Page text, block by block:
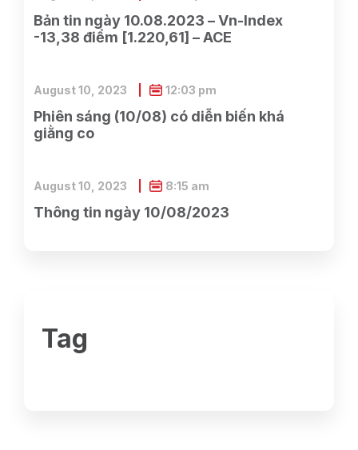
Bản tin ngày 10.08.2023 – Vn-Index
-13,38 điểm [1.220,61] – ACE
Phiên sáng (10/08) có diễn biến khá
giằng co
August 10, 2023 12:03 pm
Thông tin ngày 10/08/2023
August 10, 2023 8:15 am
Tag